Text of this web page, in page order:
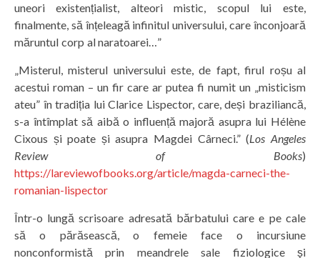
uneori existențialist, alteori mistic, scopul lui este,
finalmente, să înțeleagă infinitul universului, care înconjoară
măruntul corp al naratoarei…”
„Misterul, misterul universului este, de fapt, firul roșu al
acestui roman – un fir care ar putea fi numit un „misticism
ateu” în tradiția lui Clarice Lispector, care, deși braziliancă,
s-a întîmplat să aibă o influență majoră asupra lui Hélène
Cixous și poate și asupra Magdei Cârneci.” (Los Angeles
Review of Books)
https://lareviewofbooks.org/article/magda-carneci-the-
romanian-lispector
Într-o lungă scrisoare adresată bărbatului care e pe cale
să o părăsească, o femeie face o incursiune
nonconformistă prin meandrele sale fiziologice şi